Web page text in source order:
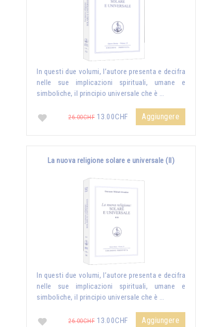
In questi due volumi, l’autore presenta e decifra
nelle sue implicazioni spirituali, umane e
simboliche, il principio universale che è …
26.00CHF 13.00CHF Aggiungere
La nuova religione solare e universale (II)
In questi due volumi, l’autore presenta e decifra
nelle sue implicazioni spirituali, umane e
simboliche, il principio universale che è …
26.00CHF 13.00CHF Aggiungere